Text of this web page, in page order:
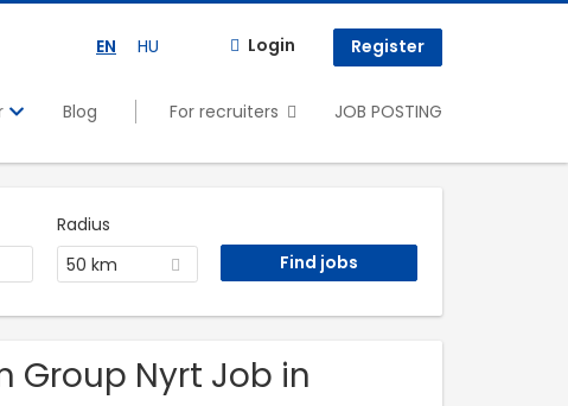
EN HU Login Register
Blog For recruiters JOB POSTING
Radius
50 km
Group Nyrt Job in